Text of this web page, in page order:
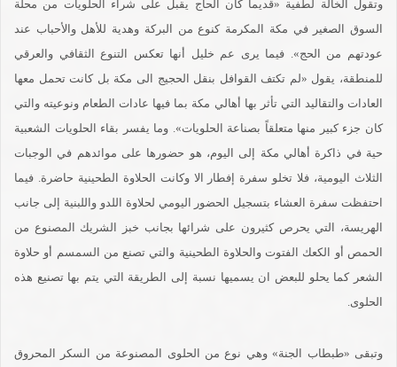
وتقول الخالة لطفية «قديما كان الحاج يقبل على شراء الحلويات من محلة
السوق الصغير في مكة المكرمة كنوع من البركة وهدية للأهل والأحباب عند
عودتهم من الحج». فيما يرى عم خليل أنها تعكس التنوع الثقافي والعرقي
للمنطقة، يقول «لم تكتف القوافل بنقل الحجيج الى مكة بل كانت تحمل معها
العادات والتقاليد التي تأثر بها أهالي مكة بما فيها عادات الطعام ونوعيته والتي
كان جزء كبير منها متعلقاً بصناعة الحلويات». وما يفسر بقاء الحلويات الشعبية
حية في ذاكرة أهالي مكة إلى اليوم، هو حضورها على موائدهم في الوجبات
الثلاث اليومية، فلا تخلو سفرة إفطار الا وكانت الحلاوة الطحينية حاضرة. فيما
احتفظت سفرة العشاء بتسجيل الحضور اليومي لحلاوة اللدو واللبنية إلى جانب
الهريسة، التي يحرص كثيرون على شرائها بجانب خبز الشريك المصنوع من
الحمص أو الكعك الفتوت والحلاوة الطحينية والتي تصنع من السمسم أو حلاوة
الشعر كما يحلو للبعض ان يسميها نسبة إلى الطريقة التي يتم بها تصنيع هذه
الحلوى.
وتبقى «طبطاب الجنة» وهي نوع من الحلوى المصنوعة من السكر المحروق